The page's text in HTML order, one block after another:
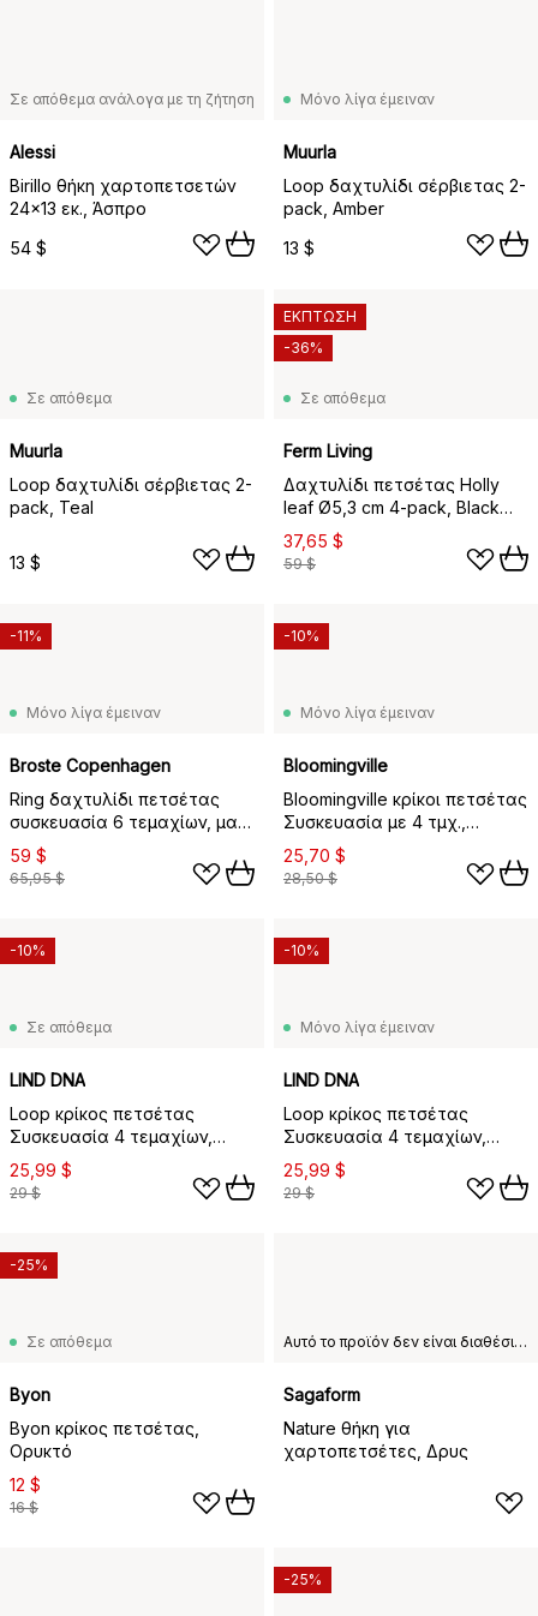
Σε απόθεμα ανάλογα με τη ζήτηση
Alessi
Birillo θήκη χαρτοπετσετών
24x13 εκ., Άσπρο
54 $
Μόνο λίγα έμειναν
Muurla
Loop δαχτυλίδι σέρβιετας 2-
pack, Amber
13 $
Σε απόθεμα
Muurla
Loop δαχτυλίδι σέρβιετας 2-
pack, Teal
13 $
Σε απόθεμα
Ferm Living
Δαχτυλίδι πετσέτας Holly
leaf Ø5,3 cm 4-pack, Black
Brass
37,65 $
59 $
ΕΚΠΤΩΣΗ
-36%
Μόνο λίγα έμειναν
Broste Copenhagen
Ring δαχτυλίδι πετσέτας
συσκευασία 6 τεμαχίων, ματ
ορείχαλκος
59 $
65,95 $
-11%
Μόνο λίγα έμειναν
Bloomingville
Bloomingville κρίκοι πετσέτας
Συσκευασία με 4 τμχ.,
ορείχαλκος
25,70 $
28,50 $
-10%
Σε απόθεμα
LIND DNA
Loop κρίκος πετσέτας
Συσκευασία 4 τεμαχίων,
Μαύρο ανθρακίτης
25,99 $
29 $
-10%
Μόνο λίγα έμειναν
LIND DNA
Loop κρίκος πετσέτας
Συσκευασία 4 τεμαχίων,
Μπλε του ναυτικού
25,99 $
29 $
-10%
Σε απόθεμα
Byon
Byon κρίκος πετσέτας,
Ορυκτό
12 $
16 $
-25%
Αυτό το προϊόν δεν είναι διαθέσιμο στη χώρα παράδοσης που έχετε επιλέξει.
Sagaform
Nature θήκη για
χαρτοπετσέτες, Δρυς
-25%